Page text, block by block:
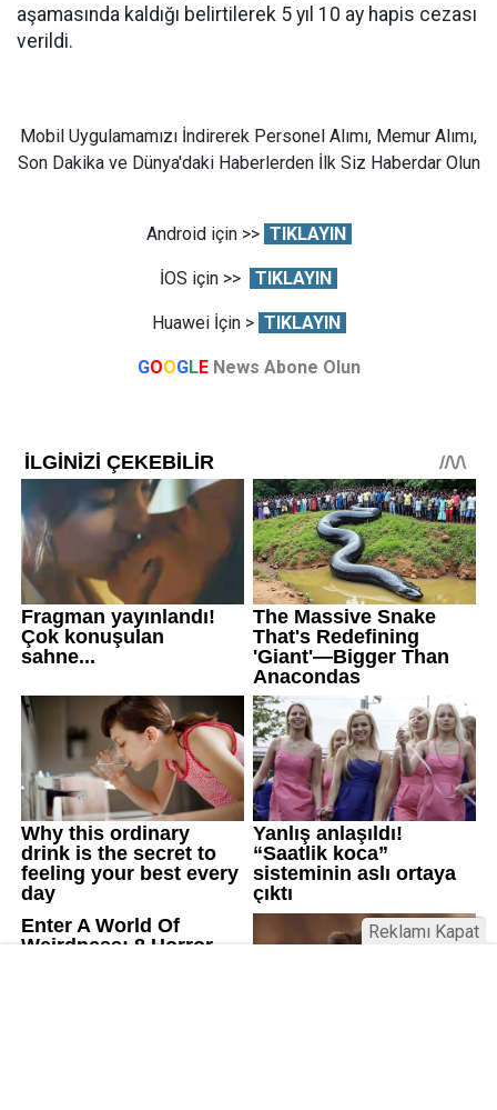
aşamasında kaldığı belirtilerek 5 yıl 10 ay hapis cezası
verildi.
Mobil Uygulamamızı İndirerek Personel Alımı, Memur Alımı,
Son Dakika ve Dünya'daki Haberlerden İlk Siz Haberdar Olun
Android için >> TIKLAYIN
İOS için >> TIKLAYIN
Huawei İçin > TIKLAYIN
GOOGLE News Abone Olun
Reklamı Kapat